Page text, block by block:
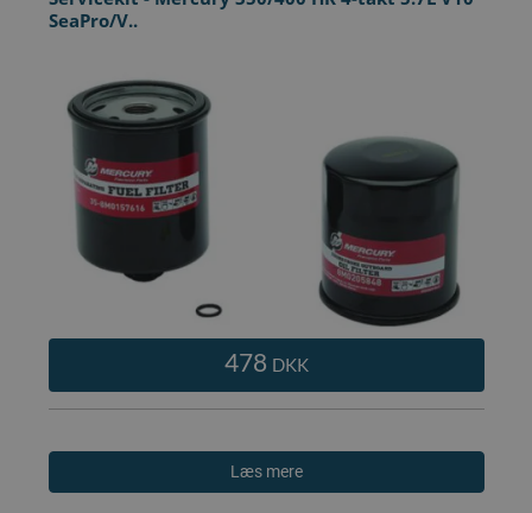
SeaPro/V..
478 DKK
Læs mere